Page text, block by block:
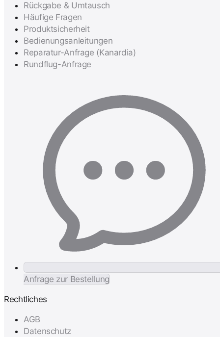
Rückgabe & Umtausch
Häufige Fragen
Produktsicherheit
Bedienungsanleitungen
Reparatur-Anfrage (Kanardia)
Rundflug-Anfrage
Anfrage zur Bestellung
Rechtliches
AGB
Datenschutz